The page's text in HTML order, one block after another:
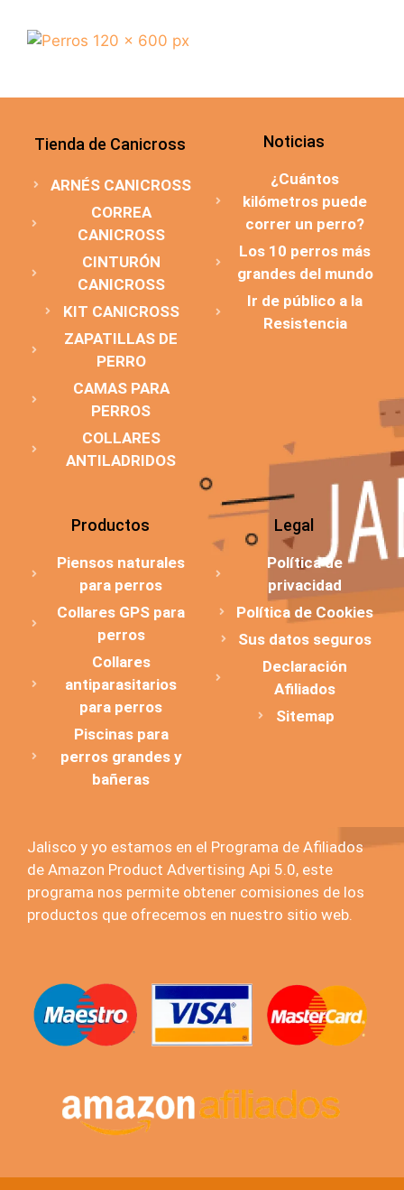
Tienda de Canicross
ARNÉS CANICROSS
CORREA
CANICROSS
CINTURÓN
CANICROSS
KIT CANICROSS
ZAPATILLAS DE
PERRO
CAMAS PARA
PERROS
COLLARES
ANTILADRIDOS
Noticias
¿Cuántos
kilómetros puede
correr un perro?
Los 10 perros más
grandes del mundo
Ir de público a la
Resistencia
Productos
Piensos naturales
para perros
Collares GPS para
perros
Collares
antiparasitarios
para perros
Piscinas para
perros grandes y
bañeras
Legal
Política de
privacidad
Política de Cookies
Sus datos seguros
Declaración
Afiliados
Sitemap
Jalisco y yo estamos en el Programa de Afiliados
de Amazon Product Advertising Api 5.0, este
programa nos permite obtener comisiones de los
productos que ofrecemos en nuestro sitio web.